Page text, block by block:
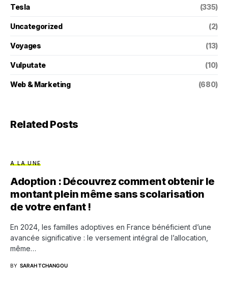
Tesla (335)
Uncategorized (2)
Voyages (13)
Vulputate (10)
Web & Marketing (680)
Related Posts
A LA UNE
Adoption : Découvrez comment obtenir le
montant plein même sans scolarisation
de votre enfant !
En 2024, les familles adoptives en France bénéficient d’une
avancée significative : le versement intégral de l’allocation,
même…
BY SARAH TCHANGOU